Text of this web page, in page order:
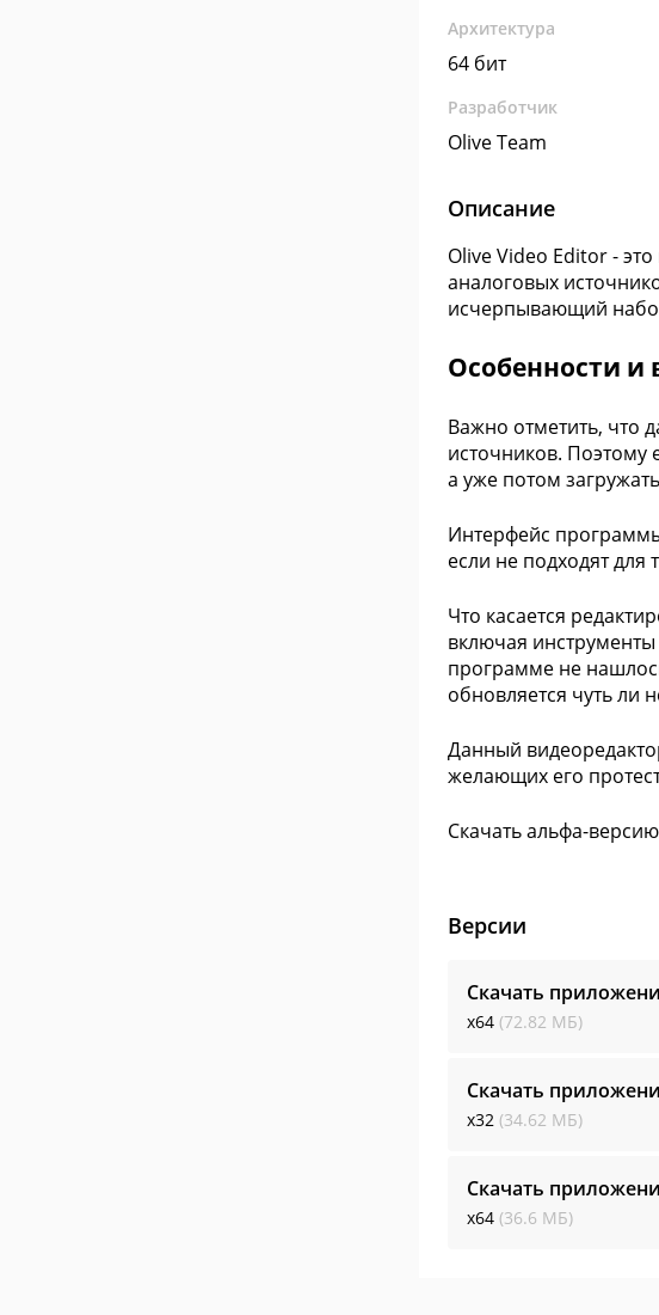
Архитектура
64 бит
Разработчик
Olive Team
Описание
Olive Video Editor -
аналоговых
исчерпывающий
Особенности
Важно отметить, что
источников.
а уже потом
Интерфейс
если не подходят
Что касается
включая
программе не
обновляется чуть ли
Данный
желающих его
Скачать альфа-
Версии
Скачать
x64 (72.82 МБ)
Скачать
x32 (34.62 МБ)
Скачать
x64 (36.6 МБ)